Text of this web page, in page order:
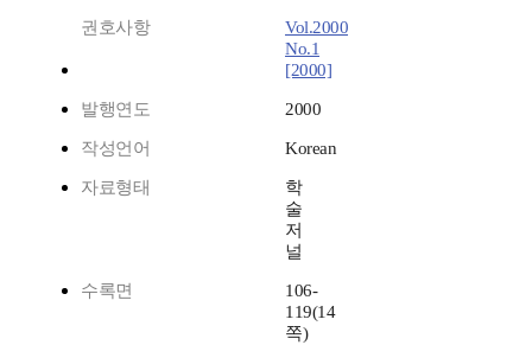
권호사항
Vol.2000
No.1
[2000]
발행연도 2000
작성언어 Korean
자료형태
학
술
저
널
수록면
106-
119(14
쪽)